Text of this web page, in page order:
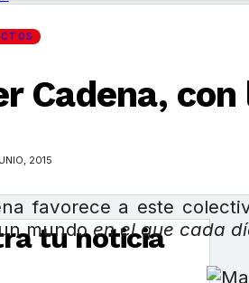
tu noticia
Cadena,
2015
favorece a este
mundoen el que cada